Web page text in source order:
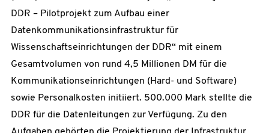
DDR – Pilotprojekt zum Aufbau einer
Datenkommunikationsinfrastruktur für
Wissenschaftseinrichtungen der DDR“ mit einem
Gesamtvolumen von rund 4,5 Millionen DM für die
Kommunikationseinrichtungen (Hard- und Software)
sowie Personalkosten initiiert. 500.000 Mark stellte die
DDR für die Datenleitungen zur Verfügung. Zu den